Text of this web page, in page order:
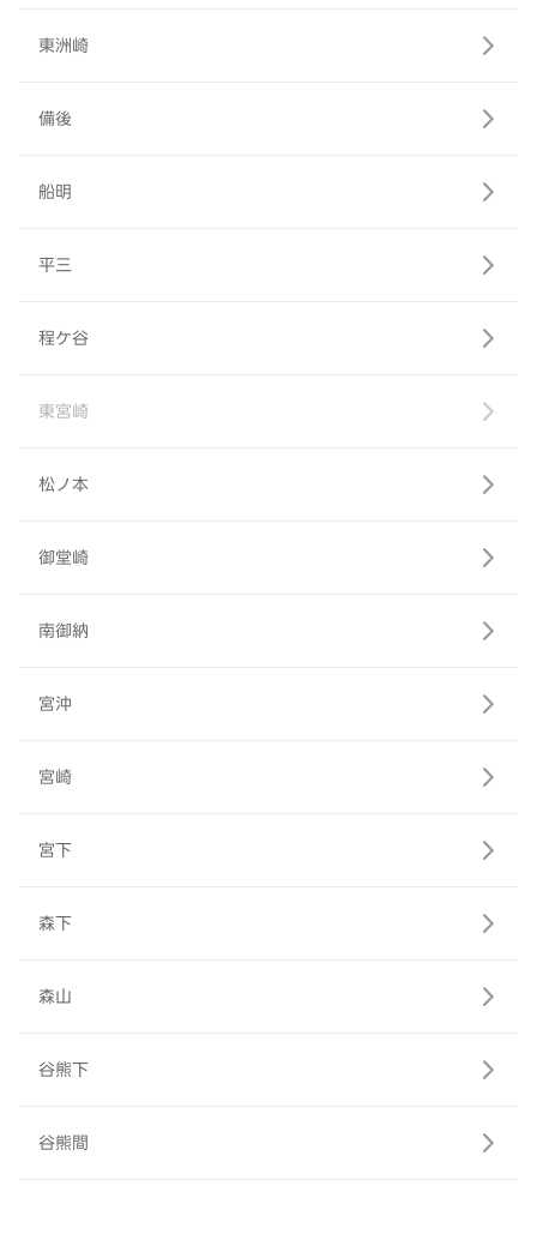
東洲崎
備後
船明
平三
程ケ谷
東宮崎
松ノ本
御堂崎
南御納
宮沖
宮崎
宮下
森下
森山
谷熊下
谷熊間